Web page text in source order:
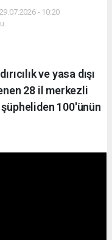
- 10:20
ve yasa dışı
28 il merkezli
100'ünün